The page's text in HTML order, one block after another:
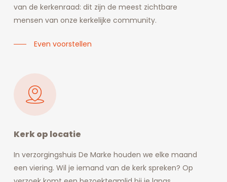
van de kerkenraad: dit zijn de meest zichtbare
mensen van onze kerkelijke community.
Even voorstellen
Kerk op locatie
In verzorgingshuis De Marke houden we elke maand
een viering. Wil je iemand van de kerk spreken? Op